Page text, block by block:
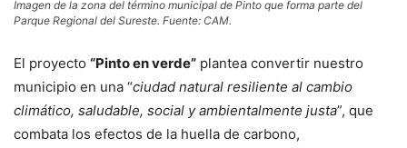
Imagen de la zona del término municipal de Pinto que forma parte del
Parque Regional del Sureste. Fuente: CAM.
El proyecto “Pinto en verde” plantea convertir nuestro
municipio en una “ciudad natural resiliente al cambio
climático, saludable, social y ambientalmente justa”, que
combata los efectos de la huella de carbono,